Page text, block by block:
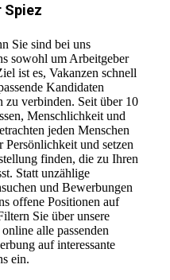
Spiez
Sie sind bei uns
sowohl um Arbeitgeber
ist es, Vakanzen schnell
Kandidaten
zu verbinden. Seit über 10
Menschlichkeit und
jeden Menschen
und setzen
finden, die zu Ihren
Statt unzählige
und Bewerbungen
offene Positionen auf
Sie über unsere
alle passenden
auf interessante
ein.